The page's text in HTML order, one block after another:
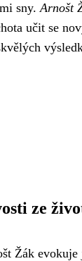
sny.Arnošt
učit se
ze
Žák